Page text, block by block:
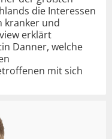
die Interessen
kranker und
erklärt
Danner, welche
mit sich